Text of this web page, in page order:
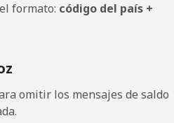
formato: código del país +
omitir los mensajes de saldo